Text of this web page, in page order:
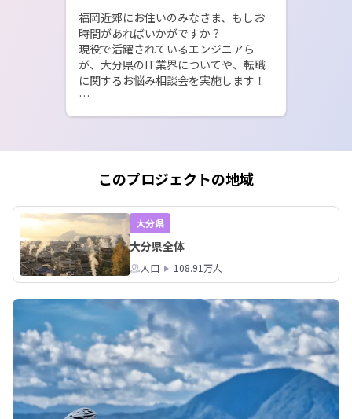
福岡近郊にお住いのみなさま、もしお
時間があればいかがですか？
現役で活躍されているエンジニアら
が、大分県のIT業界についてや、転職
に関するお悩み相談会を実施します！
ンズオン！～
https://smout.jp/my/plans
このプロジェクトの地域
大分県
大分県全体
人口 108.91万人